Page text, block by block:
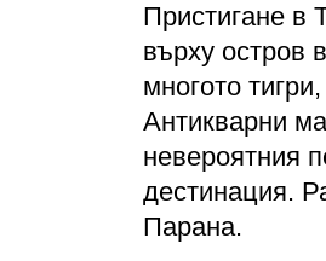
Пристигане в
върху остров
многото
Антикварни
невероятния
дестинация.
Парана.